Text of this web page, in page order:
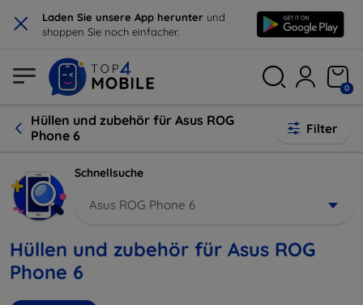
× Laden Sie unsere App herunter und
shoppen Sie noch einfacher.
0
Hüllen und zubehör für Asus ROG
Phone 6
Filter
Schnellsuche
Asus ROG Phone 6
Hüllen und zubehör für Asus ROG
Phone 6